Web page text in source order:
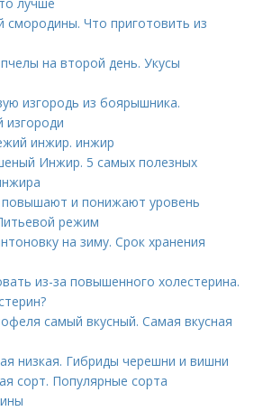
смородины. Что приготовить из
на второй день. Укусы
изгородь из боярышника.
изгороди
инжир. инжир
Инжир. 5 самых полезных
повышают и понижают уровень
режим
на зиму. Срок хранения
из-за повышенного холестерина.
самый вкусный. Самая вкусная
низкая. Гибриды черешни и вишни
сорт. Популярные сорта